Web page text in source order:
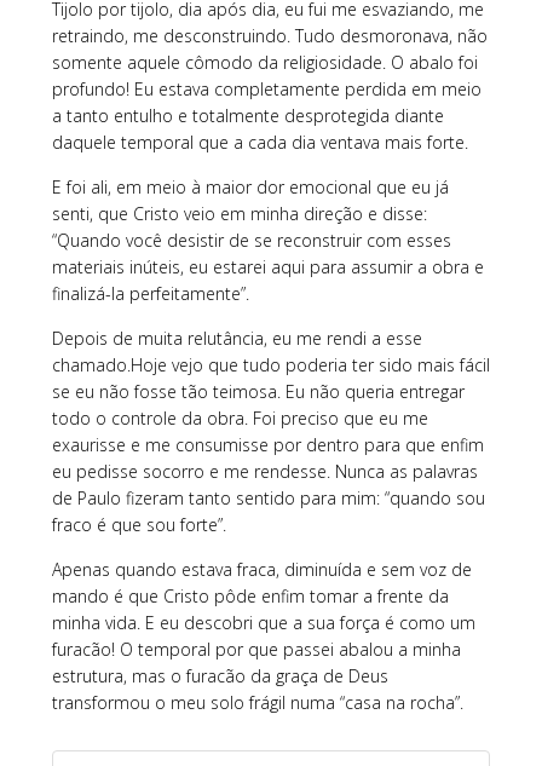
Tijolo por tijolo, dia após dia, eu fui me esvaziando, me
retraindo, me desconstruindo. Tudo desmoronava, não
somente aquele cômodo da religiosidade. O abalo foi
profundo! Eu estava completamente perdida em meio
a tanto entulho e totalmente desprotegida diante
daquele temporal que a cada dia ventava mais forte.
E foi ali, em meio à maior dor emocional que eu já
senti, que Cristo veio em minha direção e disse:
“Quando você desistir de se reconstruir com esses
materiais inúteis, eu estarei aqui para assumir a obra e
finalizá-la perfeitamente”.
Depois de muita relutância, eu me rendi a esse
chamado.Hoje vejo que tudo poderia ter sido mais fácil
se eu não fosse tão teimosa. Eu não queria entregar
todo o controle da obra. Foi preciso que eu me
exaurisse e me consumisse por dentro para que enfim
eu pedisse socorro e me rendesse. Nunca as palavras
de Paulo fizeram tanto sentido para mim: “quando sou
fraco é que sou forte”.
Apenas quando estava fraca, diminuída e sem voz de
mando é que Cristo pôde enfim tomar a frente da
minha vida. E eu descobri que a sua força é como um
furacão! O temporal por que passei abalou a minha
estrutura, mas o furacão da graça de Deus
transformou o meu solo frágil numa “casa na rocha”.